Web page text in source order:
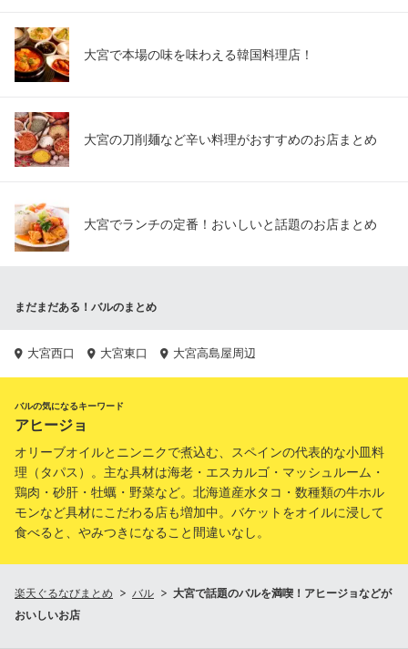
大宮で本場の味を味わえる韓国料理店！
大宮の刀削麺など辛い料理がおすすめのお店まとめ
大宮でランチの定番！おいしいと話題のお店まとめ
まだまだある！バルのまとめ
大宮西口 大宮東口 大宮高島屋周辺
バルの気になるキーワード
アヒージョ
オリーブオイルとニンニクで煮込む、スペインの代表的な小皿料
理（タパス）。主な具材は海老・エスカルゴ・マッシュルーム・
鶏肉・砂肝・牡蠣・野菜など。北海道産水タコ・数種類の牛ホル
モンなど具材にこだわる店も増加中。バケットをオイルに浸して
食べると、やみつきになること間違いなし。
楽天ぐるなびまとめ バル
大宮で話題のバルを満喫！アヒージョなどが
おいしいお店